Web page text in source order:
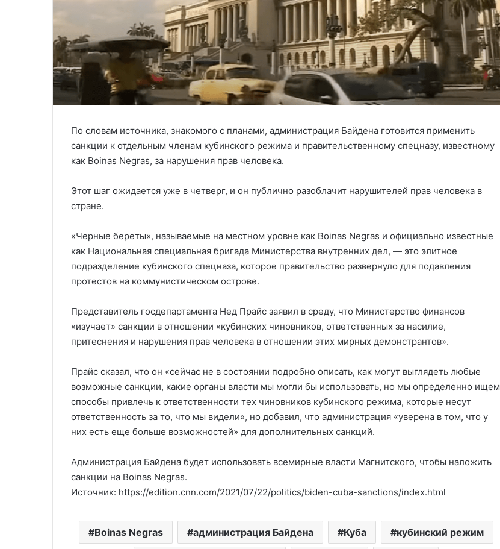
По словам источника, знакомого с планами, администрация Байдена готовится применить
санкции к отдельным членам кубинского режима и правительственному спецназу, известному
как Boinas Negras, за нарушения прав человека.
Этот шаг ожидается уже в четверг, и он публично разоблачит нарушителей прав человека в
стране.
«Черные береты», называемые на местном уровне как Boinas Negras и официально известные
как Национальная специальная бригада Министерства внутренних дел, — это элитное
подразделение кубинского спецназа, которое правительство развернуло для подавления
протестов на коммунистическом острове.
Представитель госдепартамента Нед Прайс заявил в среду, что Министерство финансов
«изучает» санкции в отношении «кубинских чиновников, ответственных за насилие,
притеснения и нарушения прав человека в отношении этих мирных демонстрантов».
Прайс сказал, что он «сейчас не в состоянии подробно описать, как могут выглядеть любые
возможные санкции, какие органы власти мы могли бы использовать, но мы определенно ищем
способы привлечь к ответственности тех чиновников кубинского режима, которые несут
ответственность за то, что мы видели», но добавил, что администрация «уверена в том, что у
них есть еще больше возможностей» для дополнительных санкций.
Администрация Байдена будет использовать всемирные власти Магнитского, чтобы наложить
санкции на Boinas Negras.
Источник: https://edition.cnn.com/2021/07/22/politics/biden-cuba-sanctions/index.html
Boinas Negras администрация Байдена Куба кубинский режим
Америка имеет огромный избыток
сыра